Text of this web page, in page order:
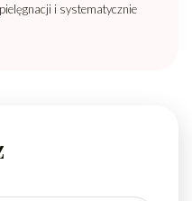
i systematycznie